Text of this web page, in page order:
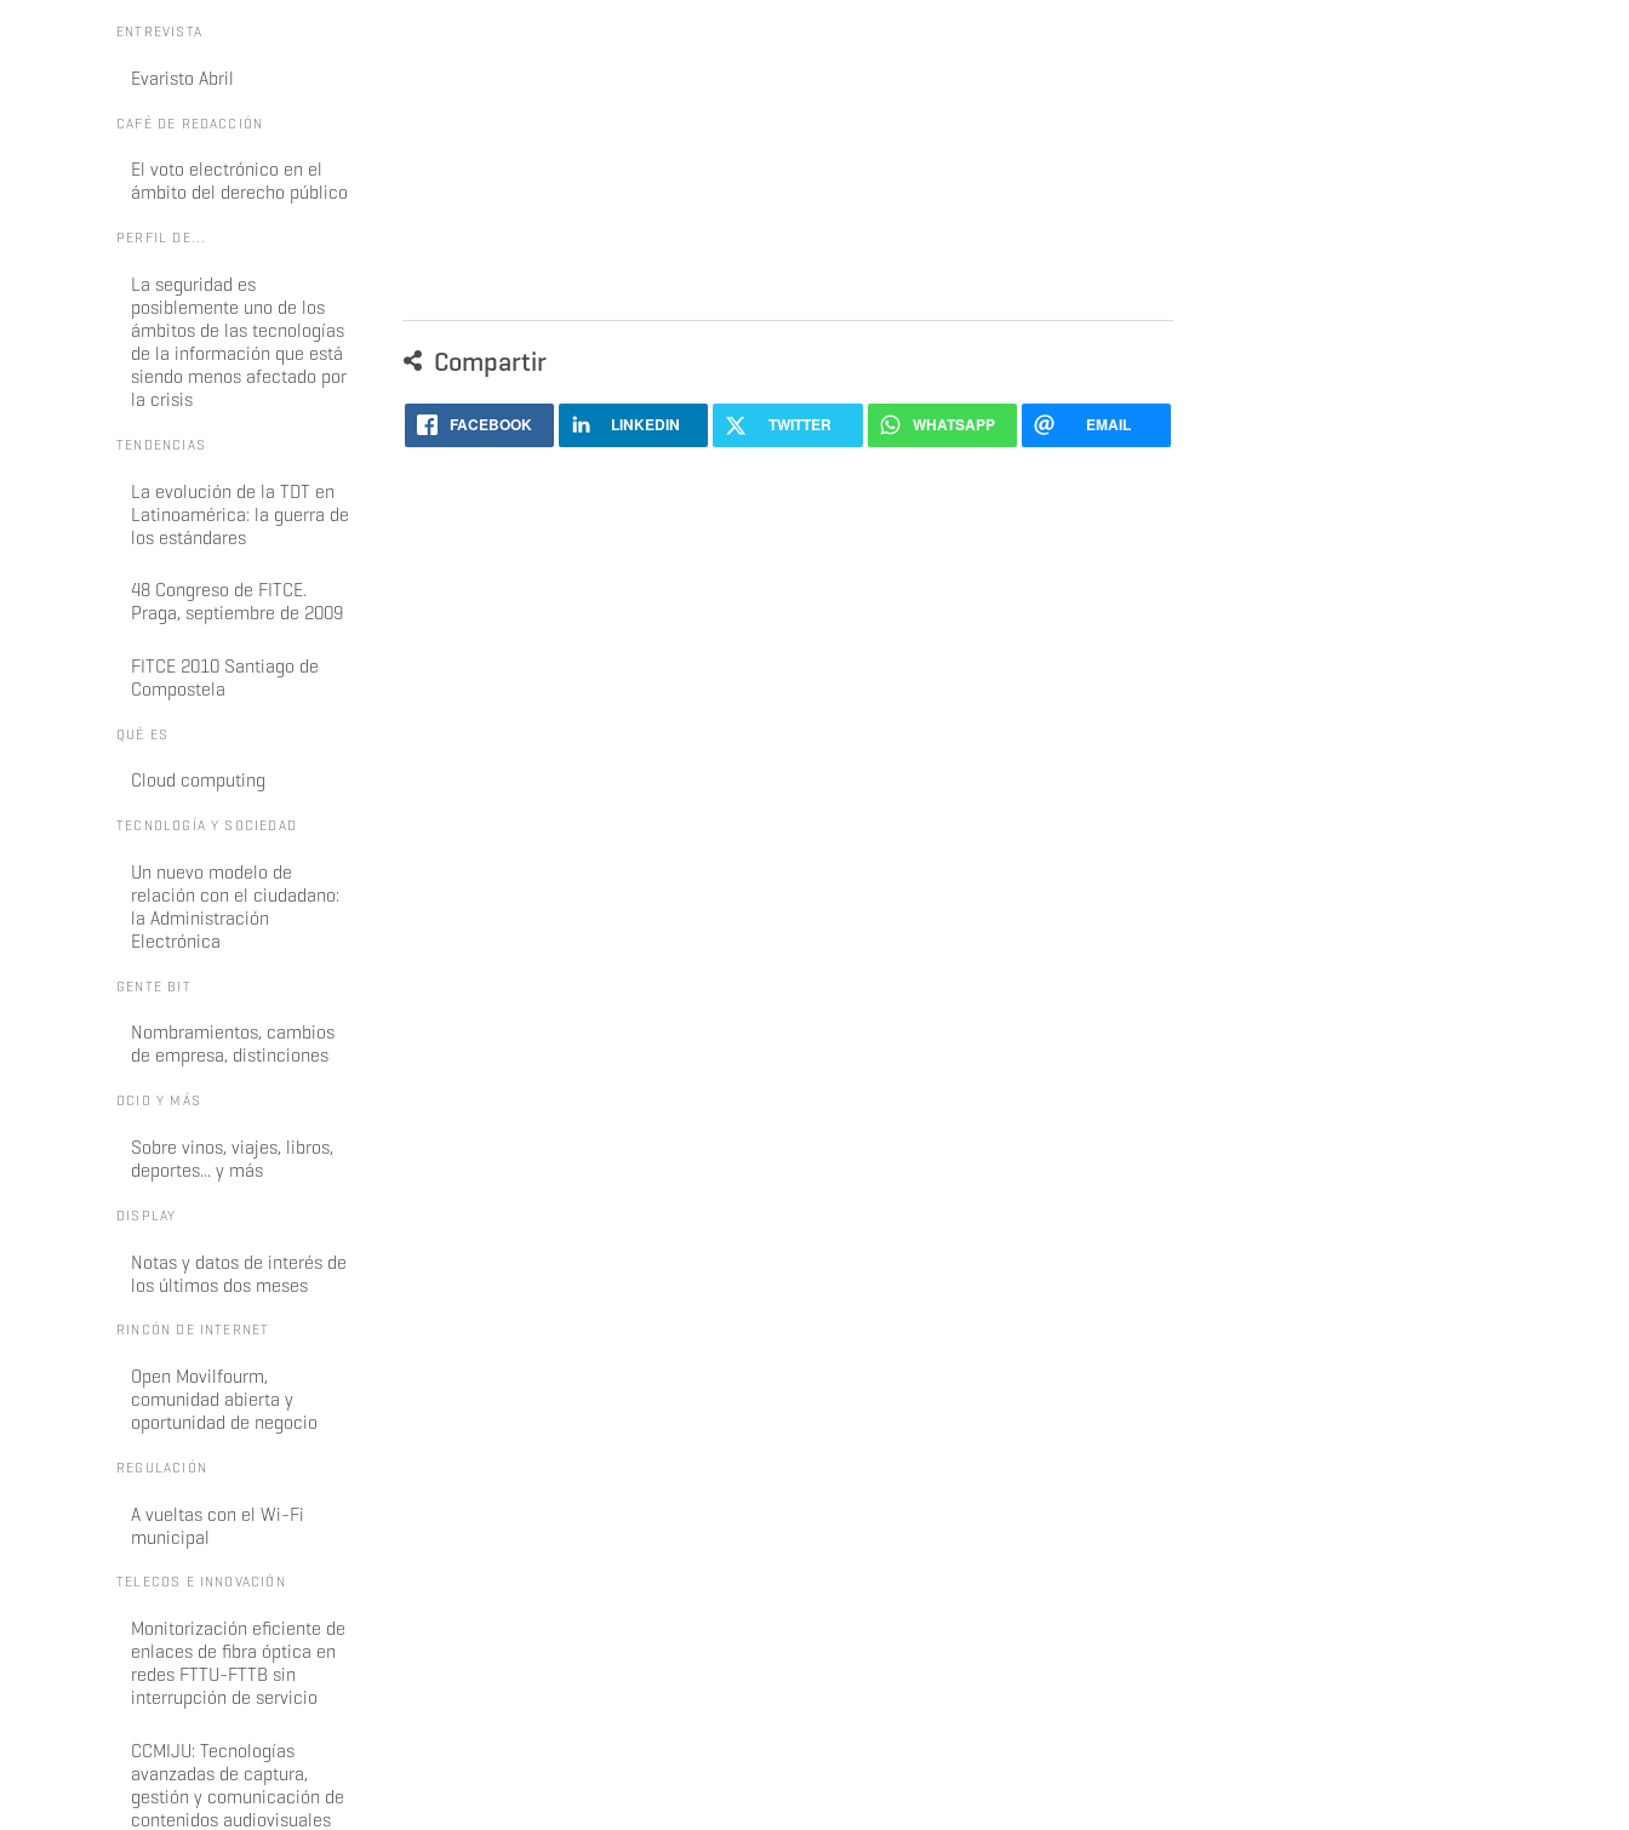
ENTREVISTA
Evaristo Abril
CAFÉ DE REDACCIÓN
El voto electrónico en el
ámbito del derecho público
PERFIL DE...
La seguridad es
posiblemente uno de los
ámbitos de las tecnologías
de la información que está
siendo menos afectado por
la crisis
TENDENCIAS
La evolución de la TDT en
Latinoamérica: la guerra de
los estándares
48 Congreso de FITCE.
Praga, septiembre de 2009
FITCE 2010 Santiago de
Compostela
QUÉ ES
Cloud computing
TECNOLOGÍA Y SOCIEDAD
Un nuevo modelo de
relación con el ciudadano:
la Administración
Electrónica
GENTE BIT
Nombramientos, cambios
de empresa, distinciones
OCIO Y MÁS
Sobre vinos, viajes, libros,
deportes... y más
DISPLAY
Notas y datos de interés de
los últimos dos meses
RINCÓN DE INTERNET
Open Movilfourm,
comunidad abierta y
oportunidad de negocio
REGULACIÓN
A vueltas con el Wi-Fi
municipal
TELECOS E INNOVACIÓN
Monitorización eficiente de
enlaces de fibra óptica en
redes FTTU-FTTB sin
interrupción de servicio
CCMIJU: Tecnologías
avanzadas de captura,
gestión y comunicación de
contenidos audiovisuales
Compartir
FACEBOOK LINKEDIN TWITTER WHATSAPP EMAIL